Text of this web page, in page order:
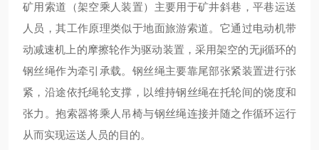
矿用索道（架空乘人装置）主要用于矿井斜巷，平巷运送
人员，其工作原理类似于地面旅游索道。它通过电动机带
动减速机上的摩擦轮作为驱动装置，采用架空的无ji循环的
钢丝绳作为牵引承载。钢丝绳主要靠尾部张紧装置进行张
紧，沿途依托绳轮支撑，以维持钢丝绳在托轮间的饶度和
张力。抱索器将乘人吊椅与钢丝绳连接并随之作循环运行
从而实现运送人员的目的。